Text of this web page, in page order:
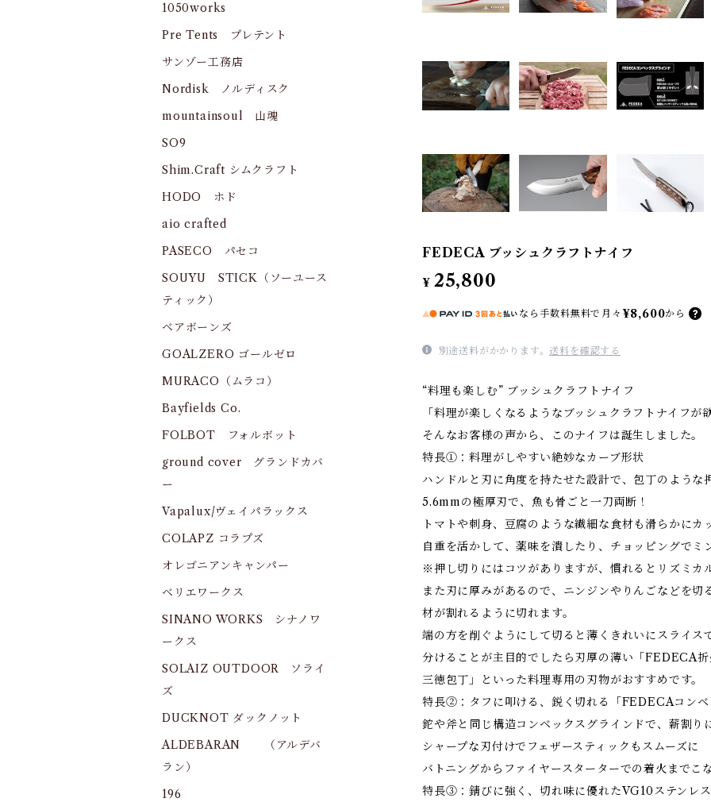
FEDECA ブッシュクラフトナイフ
¥ 25,800
なら 手数料無料で 月々 ¥8,600から
別途送料がかかります。送料を確認する
“料理も楽しむ” ブッシュクラフトナイフ
「料理が楽しくなるようなブッシュクラフトナイフが
そんなお客様の声から、このナイフは誕生しました。
特長①：料理がしやすい絶妙なカーブ形状
ハンドルと刃に角度を持たせた設計で、包丁のような
5.6mmの極厚刃で、魚も骨ごと一刀両断！
トマトや刺身、豆腐のような繊細な食材も滑らかにカ
自重を活かして、薬味を潰したり、チョッピングでミ
※押し切りにはコツがありますが、慣れるとリズミカ
また刃に厚みがあるので、ニンジンやりんごなどを切
材が割れるように切れます。
端の方を削ぐようにして切ると薄くきれいにスライス
分けることが主目的でしたら刃厚の薄い「FEDECA
三徳包丁」といった料理専用の刃物がおすすめです。
特長②：タフに叩ける、鋭く切れる「FEDECAコンベ
鉈や斧と同じ構造コンベックスグラインドで、薪割り
シャープな刃付けでフェザースティックもスムーズに
バトニングからファイヤースターターでの着火までこ
特長③：錆びに強く、切れ味に優れたVG10ステンレス
1050works
Pre Tents プレテント
サンゾー工務店
Nordisk ノルディスク
mountainsoul 山魂
SO9
Shim.Craft シムクラフト
HODO ホド
aio crafted
PASECO パセコ
SOUYU STICK（ソーユース
ティック）
ベアボーンズ
GOALZERO ゴールゼロ
MURACO（ムラコ）
Bayfields Co.
FOLBOT フォルボット
ground cover グランドカバ
ー
Vapalux/ヴェイパラックス
COLAPZ コラプズ
オレゴニアンキャンパー
ベリエワークス
SINANO WORKS シナノワ
ークス
SOLAIZ OUTDOOR ソライ
ズ
DUCKNOT ダックノット
ALDEBARAN （アルデバ
ラン）
196